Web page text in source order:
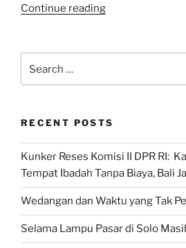
Continue reading“RDPU
DPR
Terkait
Pilkada”
for:
RECENT POSTS
Kunker Reses Komisi II DPR RI:
Tempat Ibadah Tanpa Biaya, Bali
Wedangan dan Waktu yang Tak
Selama Lampu Pasar di Solo